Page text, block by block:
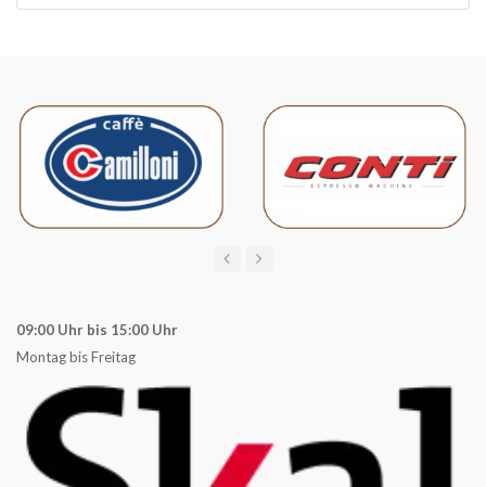
09:00 Uhr bis 15:00 Uhr
Montag bis Freitag